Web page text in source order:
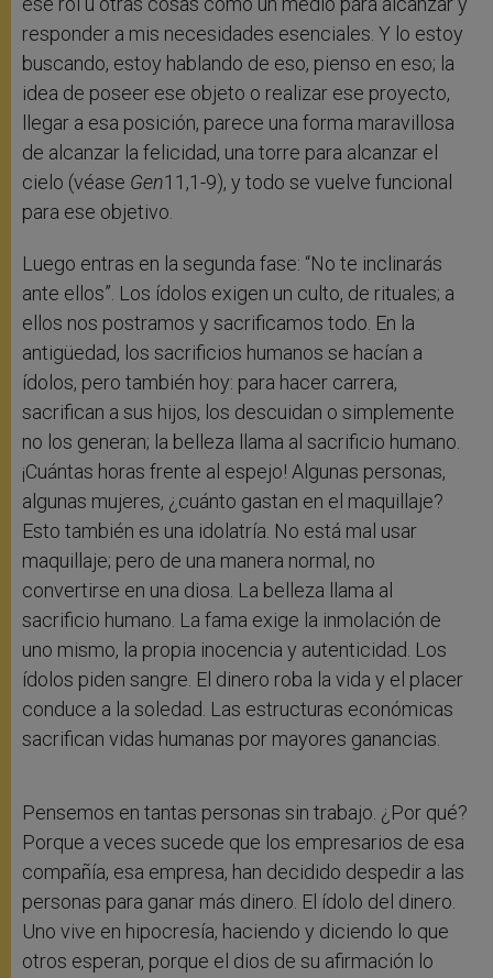
responder a mis necesidades esenciales. Y lo estoy
buscando, estoy hablando de eso, pienso en eso; la
idea de poseer ese objeto o realizar ese proyecto,
llegar a esa posición, parece una forma maravillosa
de alcanzar la felicidad, una torre para alcanzar el
cielo (véase Gen11,1-9), y todo se vuelve funcional
para ese objetivo.
Luego entras en la segunda fase: “No te inclinarás
ante ellos”. Los ídolos exigen un culto, de rituales; a
ellos nos postramos y sacrificamos todo. En la
antigüedad, los sacrificios humanos se hacían a
ídolos, pero también hoy: para hacer carrera,
sacrifican a sus hijos, los descuidan o simplemente
no los generan; la belleza llama al sacrificio humano.
¡Cuántas horas frente al espejo! Algunas personas,
algunas mujeres, ¿cuánto gastan en el maquillaje?
Esto también es una idolatría. No está mal usar
maquillaje; pero de una manera normal, no
convertirse en una diosa. La belleza llama al
sacrificio humano. La fama exige la inmolación de
uno mismo, la propia inocencia y autenticidad. Los
ídolos piden sangre. El dinero roba la vida y el placer
conduce a la soledad. Las estructuras económicas
sacrifican vidas humanas por mayores ganancias.
Pensemos en tantas personas sin trabajo. ¿Por qué?
Porque a veces sucede que los empresarios de esa
compañía, esa empresa, han decidido despedir a las
personas para ganar más dinero. El ídolo del dinero.
Uno vive en hipocresía, haciendo y diciendo lo que
otros esperan, porque el dios de su afirmación lo